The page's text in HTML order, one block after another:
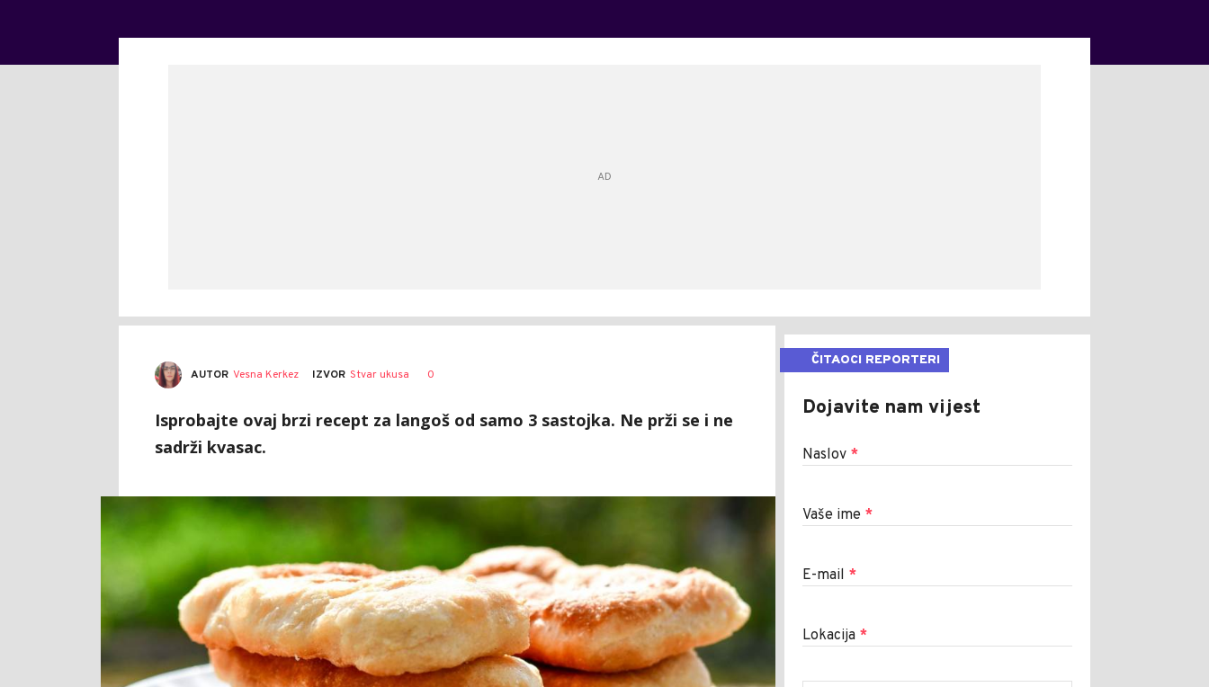
AUTOR Vesna Kerkez IZVOR Stvar ukusa 0
Isprobajte ovaj brzi recept za langoš od samo 3 sastojka. Ne prži se i ne
sadrži kvasac.
ČITAOCI REPORTERI
Dojavite nam vijest
Naslov *
Vaše ime *
E-mail *
Lokacija *